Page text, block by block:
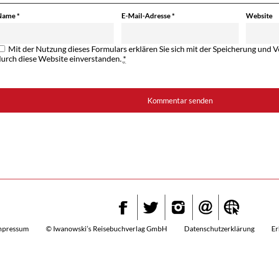
* E-Mail-Adresse* Website
Mit der Nutzung dieses Formulars erklären Sie sich mit der Speicherung und
diese Website einverstanden. *
Twitter Instagram
© Iwanowski’s Reisebuchverlag GmbH Datenschutzerklärung